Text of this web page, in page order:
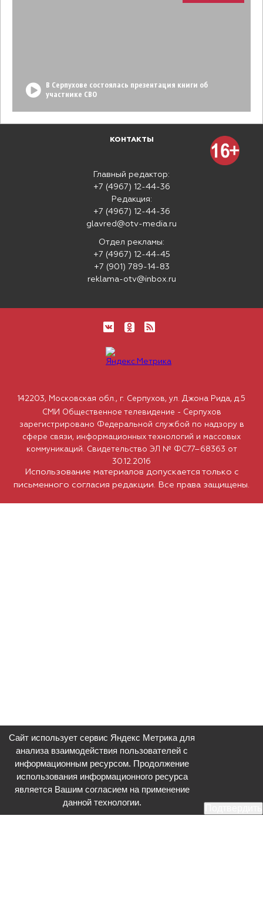
В Серпухове состоялась презентация книги об
участнике СВО
КОНТАКТЫ
Главный редактор:
+7 (4967) 12-44-36
Редакция:
+7 (4967) 12-44-36
glavred@otv-media.ru
Отдел рекламы:
+7 (4967) 12-44-45
+7 (901) 789-14-83
reklama-otv@inbox.ru
Использование материалов допускается только с
письменного согласия редакции. Все права защищены.
142203, Московская обл., г. Серпухов, ул. Джона Рида, д.5
СМИ Общественное телевидение - Серпухов
зарегистрировано Федеральной службой по надзору в
сфере связи, информационных технологий и массовых
коммуникаций. Свидетельство ЭЛ № ФС77–68363 от
30.12.2016
Сайт использует сервис Яндекс Метрика для
анализа взаимодействия пользователей с
информационным ресурсом. Продолжение
использования информационного ресурса
является Вашим согласием на применение
данной технологии.